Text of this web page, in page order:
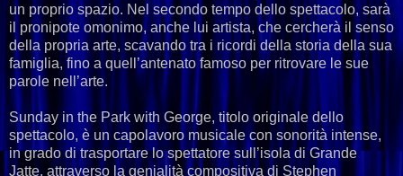
un proprio spazio. Nel secondo tempo dello spettacolo, sarà
il pronipote omonimo, anche lui artista, che cercherà il senso
della propria arte, scavando tra i ricordi della storia della sua
famiglia, fino a quell’antenato famoso per ritrovare le sue
parole nell’arte.
Sunday in the Park with George, titolo originale dello
spettacolo, è un capolavoro musicale con sonorità intense,
in grado di trasportare lo spettatore sull’isola di Grande
Jatte, attraverso la genialità compositiva di Stephen